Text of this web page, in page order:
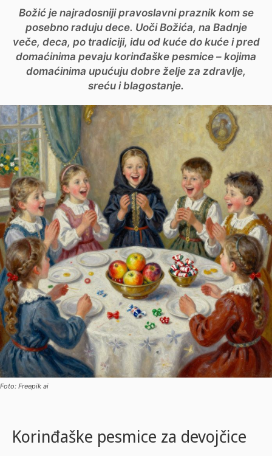
Božić je najradosniji pravoslavni praznik kom se
posebno raduju dece. Uoči Božića, na Badnje
veče, deca, po tradiciji, idu od kuće do kuće i pred
domaćinima pevaju korinđaške pesmice – kojima
domaćinima upućuju dobre želje za zdravlje,
sreću i blagostanje.
Foto: Freepik ai
Korinđaške pesmice za devojčice